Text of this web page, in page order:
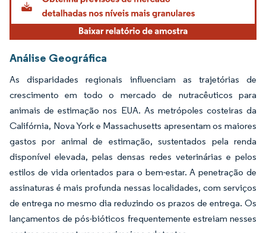
Análise Geográfica
As disparidades regionais influenciam as trajetórias de
crescimento em todo o mercado de nutracêuticos para
animais de estimação nos EUA. As metrópoles costeiras da
Califórnia, Nova York e Massachusetts apresentam os maiores
gastos por animal de estimação, sustentados pela renda
disponível elevada, pelas densas redes veterinárias e pelos
estilos de vida orientados para o bem-estar. A penetração de
assinaturas é mais profunda nessas localidades, com serviços
de entrega no mesmo dia reduzindo os prazos de entrega. Os
lançamentos de pós-bióticos frequentemente estreiam nesses